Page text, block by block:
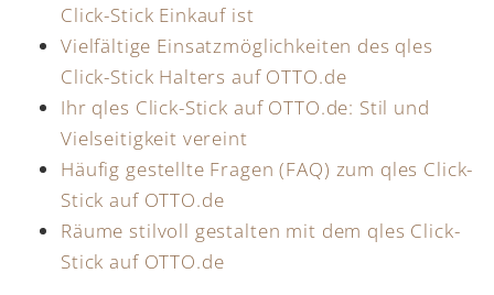
Click-Stick Einkauf ist
Vielfältige Einsatzmöglichkeiten des qles
Click-Stick Halters auf OTTO.de
Ihr qles Click-Stick auf OTTO.de: Stil und
Vielseitigkeit vereint
Häufig gestellte Fragen (FAQ) zum qles Click-
Stick auf OTTO.de
Räume stilvoll gestalten mit dem qles Click-
Stick auf OTTO.de